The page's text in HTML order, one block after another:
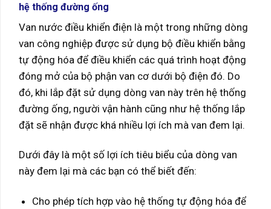
hệ thống đường ống
Van nước điều khiển điện là một trong những dòng
van công nghiệp được sử dụng bộ điều khiển bằng
tự động hóa để điều khiển các quá trình hoạt động
đóng mở của bộ phận van cơ dưới bộ điện đó. Do
đó, khi lắp đặt sử dụng dòng van này trên hệ thống
đường ống, người vận hành cũng như hệ thống lắp
đặt sẽ nhận được khá nhiều lợi ích mà van đem lại.
Dưới đây là một số lợi ích tiêu biểu của dòng van
này đem lại mà các bạn có thể biết đến:
Cho phép tích hợp vào hệ thống tự động hóa để